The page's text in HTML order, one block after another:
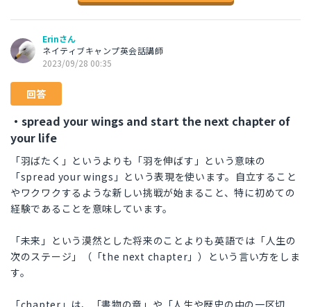
Erinさん
ネイティブキャンプ英会話講師
2023/09/28 00:35
回答
・spread your wings and start the next chapter of
your life
「羽ばたく」というよりも「羽を伸ばす」という意味の
「spread your wings」という表現を使います。自立すること
やワクワクするような新しい挑戦が始まること、特に初めての
経験であることを意味しています。
「未来」という漠然とした将来のことよりも英語では「人生の
次のステージ」（「the next chapter」）という言い方をしま
す。